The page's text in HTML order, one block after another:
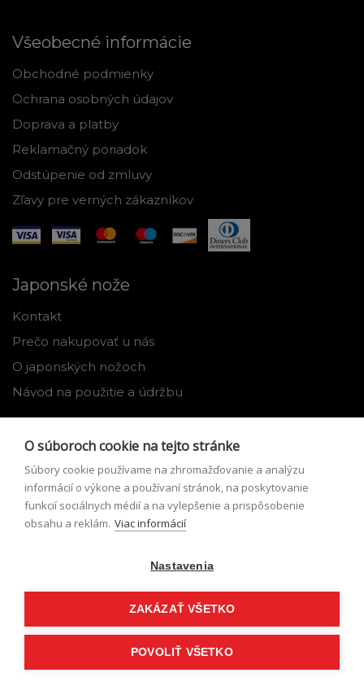
Všeobecné informácie
Obchodné podmienky
Ochrana osobných údajov
Doprava a platby
Reklamačný poriadok
Odstúpenie od zmluvy
Zľavy pre verných zákazníkov
Japonské nože
Kontakt
Prečo nakupovať u nás
O japonských nožoch
Návod na použitie a údržbu
Môj profil
Zabudnuté heslo
Formulár pre odstúpenie od zmluvy
O súboroch cookie na tejto stránke
Súbory cookie používame na zhromažďovanie a analýzu
informácií o výkone a používaní stránok, na poskytovanie
funkcií sociálnych médií a na vylepšenie a prispôsobenie
obsahu a reklám. Viac informácií
Nastavenia
ZAKÁZAŤ VŠETKO
POVOLIŤ VŠETKO